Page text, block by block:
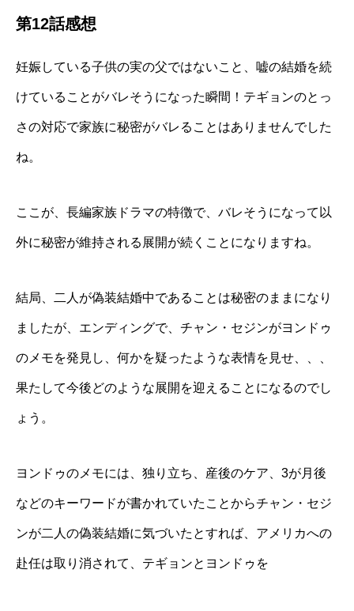
第12話感想
妊娠している子供の実の父ではないこと、嘘の結婚を続
けていることがバレそうになった瞬間！テギョンのとっ
さの対応で家族に秘密がバレることはありませんでした
ね。
ここが、長編家族ドラマの特徴で、バレそうになって以
外に秘密が維持される展開が続くことになりますね。
結局、二人が偽装結婚中であることは秘密のままになり
ましたが、エンディングで、チャン・セジンがヨンドゥ
のメモを発見し、何かを疑ったような表情を見せ、、、
果たして今後どのような展開を迎えることになるのでし
ょう。
ヨンドゥのメモには、独り立ち、産後のケア、3が月後
などのキーワードが書かれていたことからチャン・セジ
ンが二人の偽装結婚に気づいたとすれば、アメリカへの
赴任は取り消されて、テギョンとヨンドゥを